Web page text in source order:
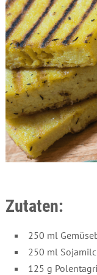
Zutaten:
250 ml
250 ml
125 g